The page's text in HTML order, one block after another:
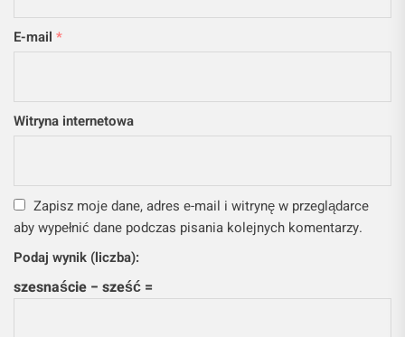
E-mail *
Witryna internetowa
Zapisz moje dane, adres e-mail i witrynę w przeglądarce
aby wypełnić dane podczas pisania kolejnych komentarzy.
Podaj wynik (liczba):
szesnaście − sześć =